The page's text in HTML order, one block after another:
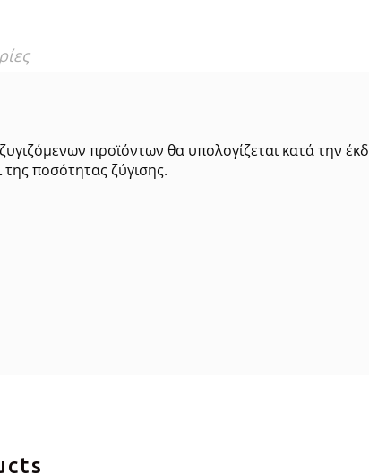
προϊόντων θα υπολογίζεται κατά την
της ποσότητας ζύγισης.